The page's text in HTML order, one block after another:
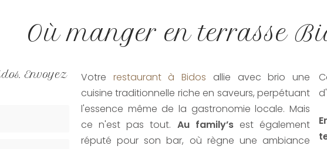
Où manger en terrasse
Envoyez
Votre restaurant à Bidos allie avec brio une
cuisine traditionnelle riche en saveurs, perpétuant
l'essence même de la gastronomie locale. Mais
ce n'est pas tout. Au family’sest également
réputé pour son bar, où règne une ambiance